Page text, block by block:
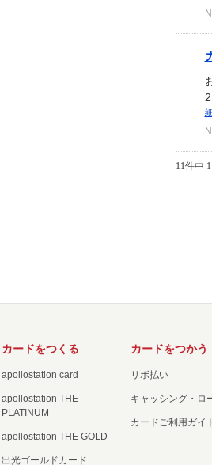
11件中
カードをつくる
apollostation card
apollostation THE
PLATINUM
apollostation THE GOLD
出光ゴールドカード
カードをつかう
リボ払い
キャッシング・ロ
カードご利用ガイ